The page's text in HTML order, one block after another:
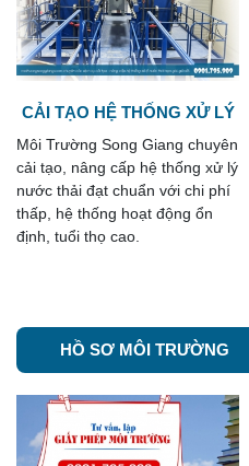
CÁC PHƯƠNG PHÁP XỬ LÝ
DẦU MỠ TRONG NƯỚC
THẢI
Theo các nghiên cứu cho thấy,
lượng dầu mỡ trong nước thải
sinh hoạt không vượt quá 20
mg/l, với nước thải công nghiệp
và 10 mg/l. Vậy nên xử lý dầu
HỒ SƠ MÔI TRƯỜNG